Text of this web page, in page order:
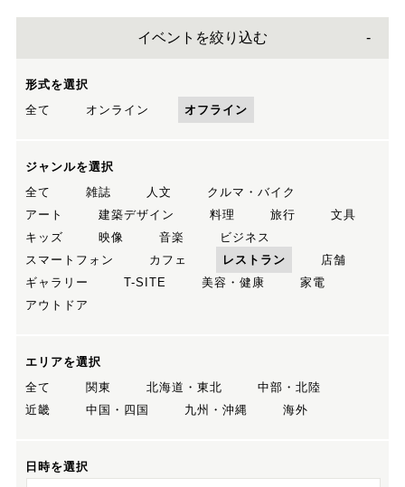
イベントを絞り込む
形式を選択
全て
オンライン オフライン
ジャンルを選択
全て
雑誌 人文
クルマ・バイク
アート
建築デザイン 料理 旅行
文具
キッズ
映像 音楽
ビジネス
スマートフォン
カフェ レストラン
店舗
ギャラリー
T-SITE 美容・健康
家電
アウトドア
エリアを選択
全て
関東 北海道・東北
中部・北陸
近畿
中国・四国 九州・沖縄 海外
日時を選択